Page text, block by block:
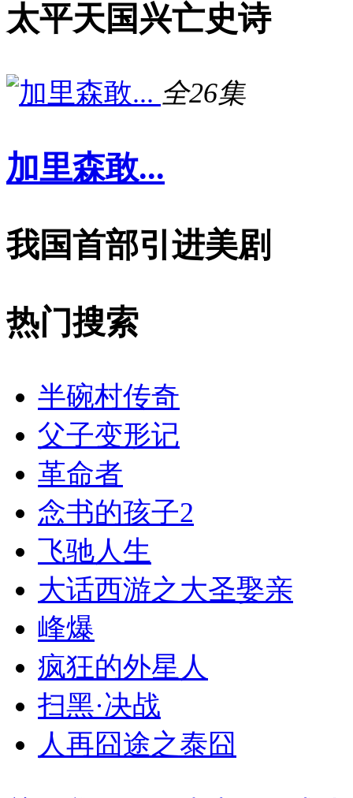
太平天国兴亡史诗
全26集
加里森敢...
我国首部引进美剧
热门搜索
半碗村传奇
父子变形记
革命者
念书的孩子2
飞驰人生
大话西游之大圣娶亲
峰爆
疯狂的外星人
扫黑·决战
人再囧途之泰囧